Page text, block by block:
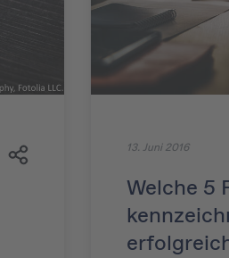
13. Juni 2016
Welche 5